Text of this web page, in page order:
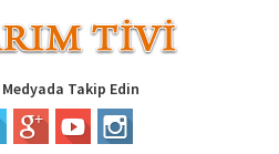
Takip Edin